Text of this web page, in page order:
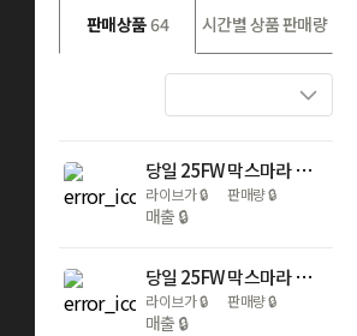
판매상품 64 시간별 상품 판매량
당일 25FW 막스마라 마담 101801 아이콘 토바코 여성 코트 252 101801 1600 010
라이브가🔒 판매량🔒
매출 🔒
당일 25FW 막스마라 마담 101801 아이콘 블랙 여성 코트 252 101801 1600 003
라이브가🔒 판매량🔒
매출 🔒